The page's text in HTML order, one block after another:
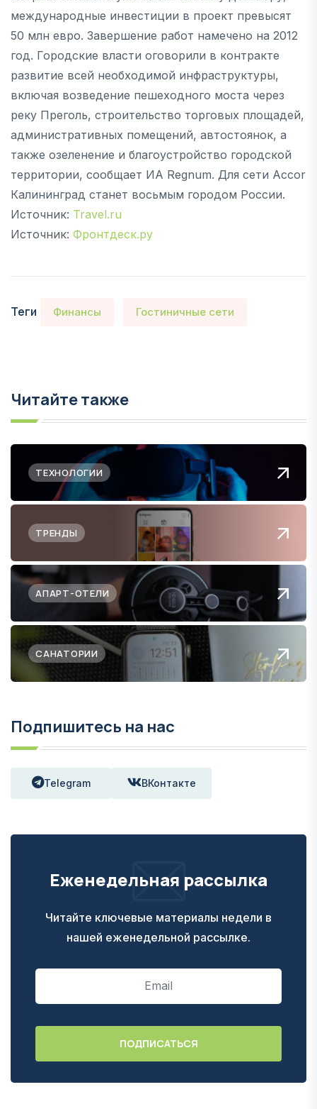
международные инвестиции в проект превысят
50 млн евро. Завершение работ намечено на 2012
год. Городские власти оговорили в контракте
развитие всей необходимой инфраструктуры,
включая возведение пешеходного моста через
реку Преголь, строительство торговых площадей,
административных помещений, автостоянок, а
также озеленение и благоустройство городской
территории, сообщает ИА Regnum. Для сети Accor
Калининград станет восьмым городом России.
Источник: Travel.ru
Источник: Фронтдеск.ру
Теги Финансы Гостиничные сети
Читайте также
ТЕХНОЛОГИИ
ТРЕНДЫ
АПАРТ-ОТЕЛИ
САНАТОРИИ
Подпишитесь на нас
Telegram ВКонтакте
Еженедельная рассылка
Читайте ключевые материалы недели в
нашей еженедельной рассылке.